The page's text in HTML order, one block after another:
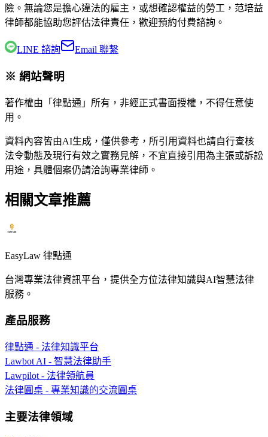
險。無論您是擔心違法的雇主，或想確認權益的勞工， 范培益
律師都能協助您評估法律責任，歡迎預約付費諮詢。
LINE 諮詢 Email 聯繫
※ 網站聲明
著作權由「律點通」所有，非經正式書面授權，不得任意使
用。
資料內容皆由AI生成，僅供參考，所引用資料也請自行查核
法令動態及現行有效之實務見解，不宜直接引用為主張或訴訟
用途，具體個案仍請洽詢專業律師。
相關文章推薦
EasyLaw 律點通
台灣專業法律資訊平台，提供全方位法律知識與AI智慧法律
服務。
產品服務
律點通 - 法律知識平台
Lawbot AI - 智慧法律助手
Lawpilot - 法律領航員
法律圓桌 - 專業知識的交流圓桌
主要法律領域